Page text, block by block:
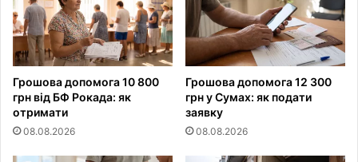
Грошова допомога 10 800
грн від БФ Рокада: як
отримати
08.08.2026
Грошова допомога 12 300
грн у Сумах: як подати
заявку
08.08.2026